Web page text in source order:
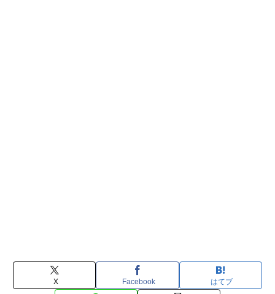
X Facebook はてブ